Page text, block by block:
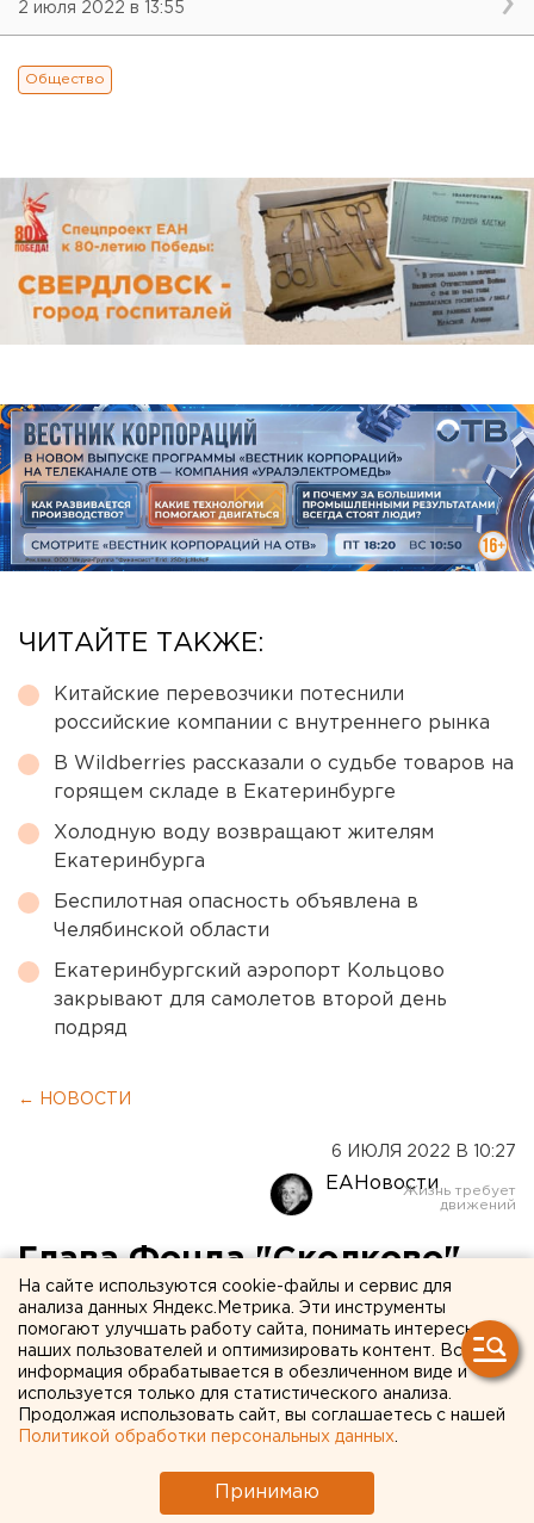
2 июля 2022 в 13:55
Общество
ЧИТАЙТЕ ТАКЖЕ:
Китайские перевозчики потеснили
российские компании с внутреннего рынка
В Wildberries рассказали о судьбе товаров на
горящем складе в Екатеринбурге
Холодную воду возвращают жителям
Екатеринбурга
Беспилотная опасность объявлена в
Челябинской области
Екатеринбургский аэропорт Кольцово
закрывают для самолетов второй день
подряд
← НОВОСТИ
6 ИЮЛЯ 2022 В 10:27
ЕАНовости
Глава Фонда "Сколково"
рассказал на «Иннопроме»,
как растить стартапы в
регионах
На сайте используются cookie-файлы и сервис для
анализа данных Яндекс.Метрика. Эти инструменты
помогают улучшать работу сайта, понимать интересы
наших пользователей и оптимизировать контент. Вся
информация обрабатывается в обезличенном виде и
используется только для статистического анализа.
Продолжая использовать сайт, вы соглашаетесь с нашей
Политикой обработки персональных данных
Принимаю